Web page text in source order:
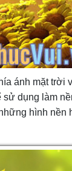
ánh mặt trời
dụng làm
hình